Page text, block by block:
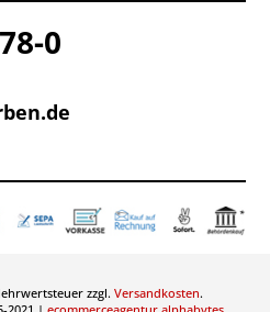
0
zzgl. Versandkosten.